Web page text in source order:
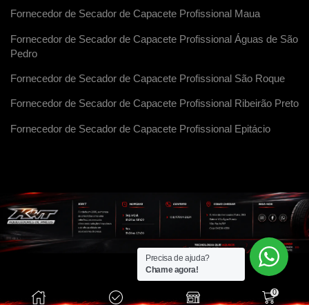
Fornecedor de Secador de Capacete Profissional Maua
Fornecedor de Secador de Capacete Profissional Águas de São
Pedro
Fornecedor de Secador de Capacete Profissional São Roque
Fornecedor de Secador de Capacete Profissional Ribeirão Preto
Fornecedor de Secador de Capacete Profissional Epitácio
0
Precisa de ajuda?
Chame agora!